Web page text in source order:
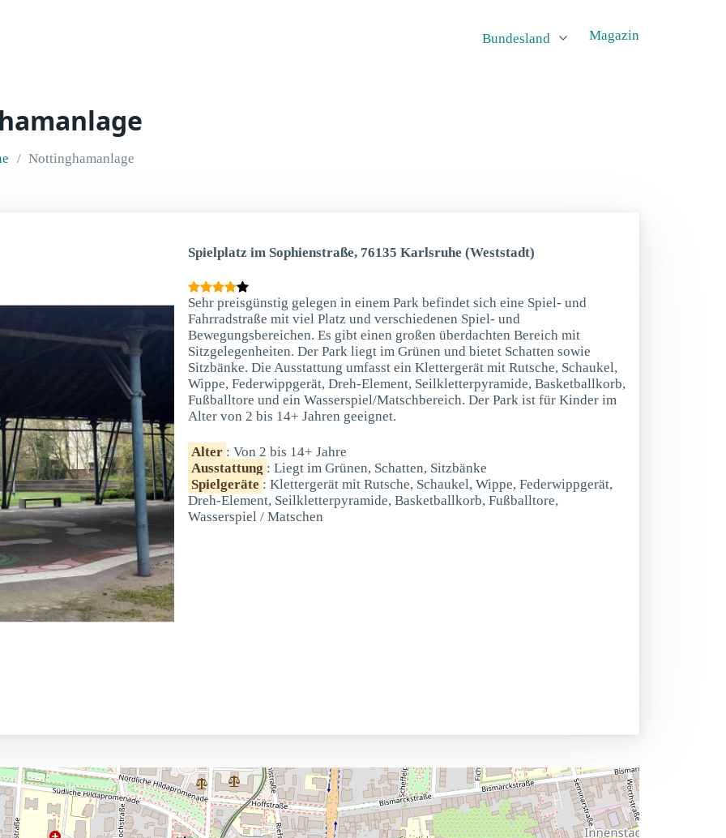
Bundesland Magazin
Nottinghamanlage
Spielplatz im Sophienstraße, 76135 Karlsruhe (Weststadt)
Sehr preisgünstig gelegen in einem Park befindet sich eine Spiel- und
Fahrradstraße mit viel Platz und verschiedenen Spiel- und
Bewegungsbereichen. Es gibt einen großen überdachten Bereich mit
Sitzgelegenheiten. Der Park liegt im Grünen und bietet Schatten sowie
Sitzbänke. Die Ausstattung umfasst ein Klettergerät mit Rutsche, Schaukel,
Wippe, Federwippgerät, Dreh-Element, Seilkletterpyramide, Basketballkorb,
Fußballtore und ein Wasserspiel/Matschbereich. Der Park ist für Kinder im
Alter von 2 bis 14+ Jahren geeignet.
Alter : Von 2 bis 14+ Jahre
Ausstattung : Liegt im Grünen, Schatten, Sitzbänke
Spielgeräte : Klettergerät mit Rutsche, Schaukel, Wippe, Federwippgerät,
Dreh-Element, Seilkletterpyramide, Basketballkorb, Fußballtore,
Wasserspiel / Matschen